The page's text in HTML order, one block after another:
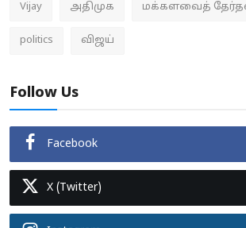
Vijay அதிமுக மக்களவைத்
politics விஜய்
Follow Us
Facebook
X (Twitter)